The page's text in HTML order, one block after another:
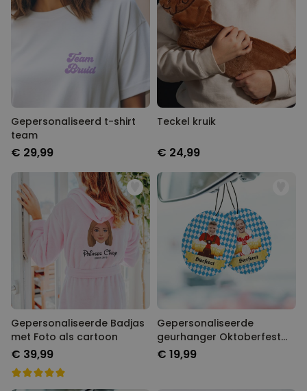
Gepersonaliseerd t-shirt
team
€ 29,99
Teckel kruik
€ 24,99
Gepersonaliseerde Badjas
met Foto als cartoon
€ 39,99
Gepersonaliseerde
geurhanger Oktoberfest
set van 2
€ 19,99